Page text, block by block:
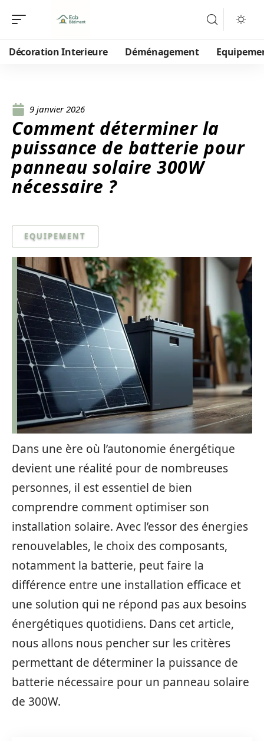
Décoration Interieure Déménagement
9 janvier 2026
Comment déterminer la
puissance de batterie pour
panneau solaire 300W
nécessaire ?
EQUIPEMENT
Dans une ère où l’autonomie énergétique
devient une réalité pour de nombreuses
personnes, il est essentiel de bien
comprendre comment optimiser son
installation solaire. Avec l’essor des énergies
renouvelables, le choix des composants,
notamment la batterie, peut faire la
différence entre une installation efficace et
une solution qui ne répond pas aux besoins
énergétiques quotidiens. Dans cet article,
nous allons nous pencher sur les critères
permettant de déterminer la puissance de
batterie nécessaire pour un panneau solaire
de 300W.